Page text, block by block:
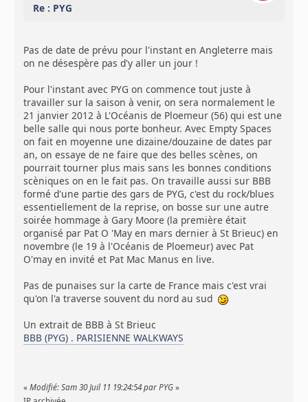
Re : PYG
Pas de date de prévu pour l'instant en Angleterre mais
on ne désespère pas d'y aller un jour !
Pour l'instant avec PYG on commence tout juste à
travailler sur la saison à venir, on sera normalement le
21 janvier 2012 à L'Océanis de Ploemeur (56) qui est une
belle salle qui nous porte bonheur. Avec Empty Spaces
on fait en moyenne une dizaine/douzaine de dates par
an, on essaye de ne faire que des belles scènes, on
pourrait tourner plus mais sans les bonnes conditions
scèniques on en le fait pas. On travaille aussi sur BBB
formé d'une partie des gars de PYG, c'est du rock/blues
essentiellement de la reprise, on bosse sur une autre
soirée hommage à Gary Moore (la première était
organisé par Pat O 'May en mars dernier à St Brieuc) en
novembre (le 19 à l'Océanis de Ploemeur) avec Pat
O'may en invité et Pat Mac Manus en live.
Pas de punaises sur la carte de France mais c'est vrai
qu'on l'a traverse souvent du nord au sud
Un extrait de BBB à St Brieuc
BBB (PYG) . PARISIENNE WALKWAYS
«Modifié: Sam 30 Juil 11 19:24:54 par PYG »